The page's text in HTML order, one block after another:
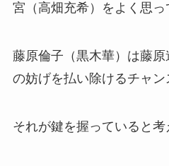
宮（高畑充希）をよく思っ
藤原倫子（黒木華）は藤
の妨げを払い除けるチャン
それが鍵を握っていると考